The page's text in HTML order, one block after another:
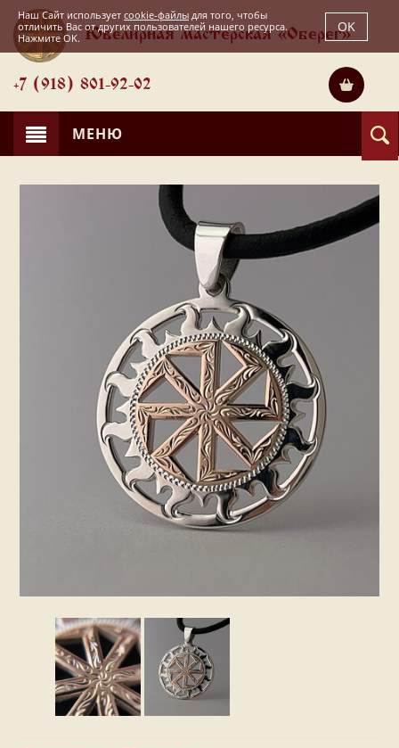
Ювелирная мастерская «Оберег»
+7 (918) 801-92-02
МЕНЮ
Наш Сайт использует cookie-файлы для того, чтобы
отличить Вас от других пользователей нашего ресурса.
Нажмите OK.
OK